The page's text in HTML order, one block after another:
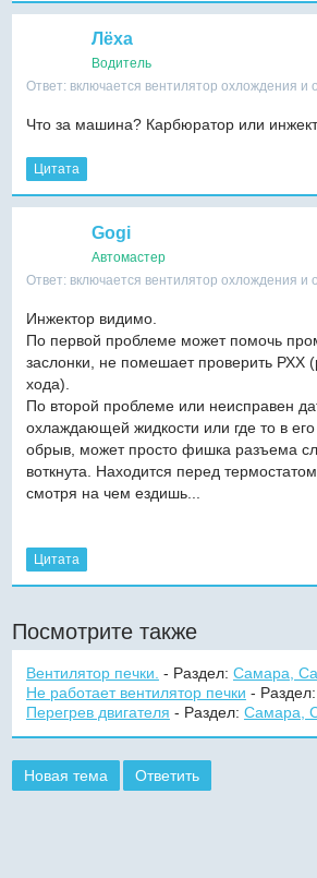
Лёха
Водитель
Ответ: включается вентилятор охлождения и
Что за машина? Карбюратор или
Цитата
Gogi
Автомастер
Ответ: включается вентилятор охлождения и
Инжектор видимо.
По первой проблеме может помочь
заслонки, не помешает проверить РХХ
хода).
По второй проблеме или неисправен
охлаждающей жидкости или где то в
обрыв, может просто фишка разъема
воткнута. Находится перед
смотря на чем ездишь...
Цитата
Посмотрите также
Вентилятор печки. - Раздел: Самара,
Не работает вентилятор печки - Раздел:
Перегрев двигателя - Раздел: Самара,
Новая тема Ответить